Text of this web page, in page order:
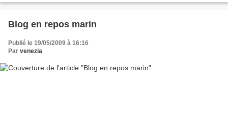
Blog en repos marin
Publié le 19/05/2009 à 16:16
Par venezia